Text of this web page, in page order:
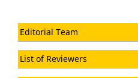
Editorial Team
List of Reviewers